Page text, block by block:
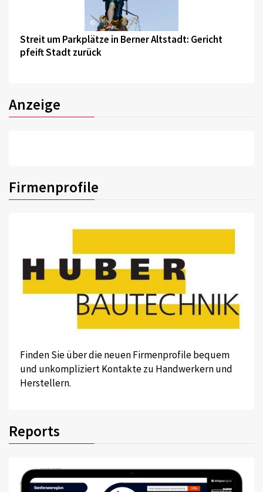
©
Streit um Parkplätze in Berner Altstadt: Gericht
pfeift Stadt zurück
Anzeige
Firmenprofile
Finden Sie über die neuen Firmenprofile bequem
und unkompliziert Kontakte zu Handwerkern und
Herstellern.
Reports